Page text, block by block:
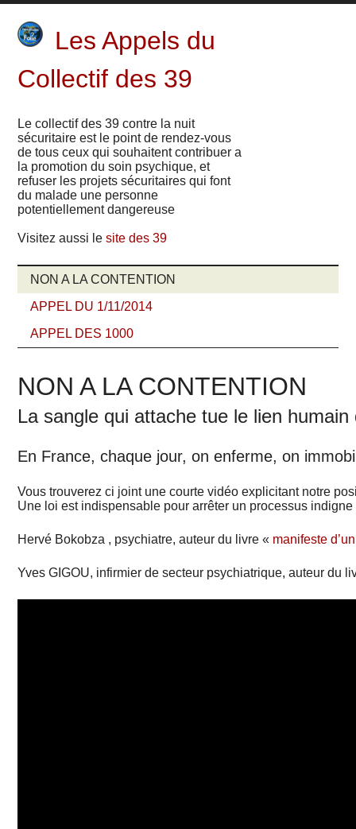
Les Appels du
Collectif des 39
Le collectif des 39 contre la nuit
sécuritaire est le point de rendez-vous
de tous ceux qui souhaitent contribuer a
la promotion du soin psychique, et
refuser les projets sécuritaires qui font
du malade une personne
potentiellement dangereuse
Visitez aussi lesite des 39
NON A LA CONTENTION
APPEL DU 1/11/2014
APPEL DES 1000
NON A LA CONTENTION
La sangle qui attache tue le lien humain
En France, chaque jour, on enferme, on
Vous trouverez ci joint une courte vidéo explicitant notre
Une loi est indispensable pour arrêter un processus
Hervé Bokobza , psychiatre, auteur du livre « manifeste
Yves GIGOU, infirmier de secteur psychiatrique, auteur du